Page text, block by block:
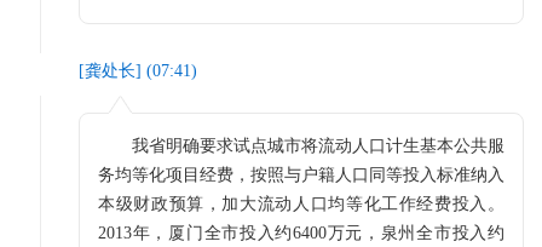
[龚处长] (07:41)
我省明确要求试点城市将流动人口计生基本公共服
务均等化项目经费，按照与户籍人口同等投入标准纳入
本级财政预算，加大流动人口均等化工作经费投入。
2013年，厦门全市投入约6400万元，泉州全市投入约